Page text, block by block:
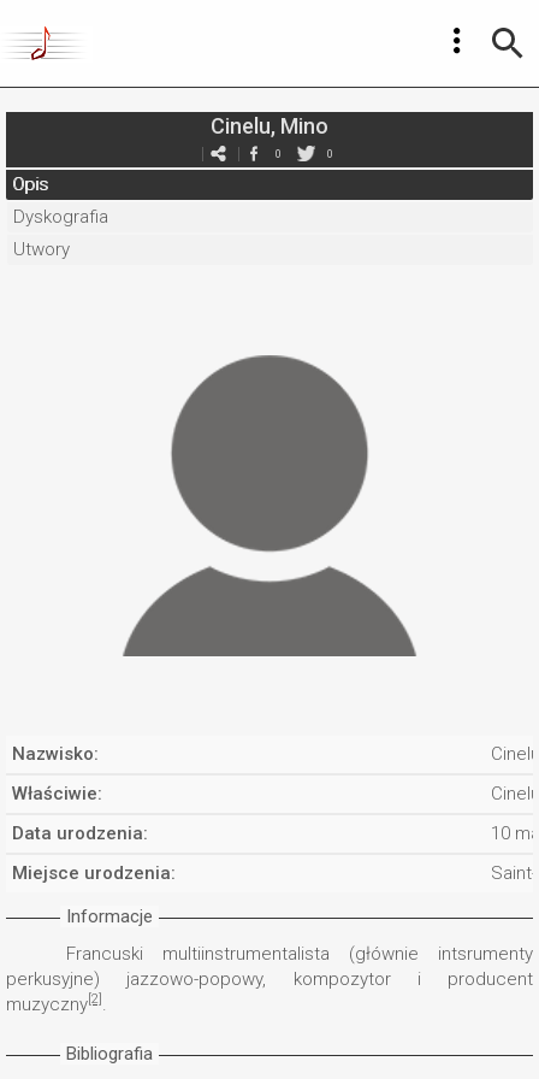
Cinelu, Mino
0 0
Opis
Dyskografia
Utwory
Nazwisko:
Właściwie:
Data urodzenia:
10
Miejsce urodzenia:
Informacje
Francuski multiinstrumentalista (głównie intsrumenty
perkusyjne) jazzowo-popowy, kompozytor i producent
muzyczny [2] .
Bibliografia